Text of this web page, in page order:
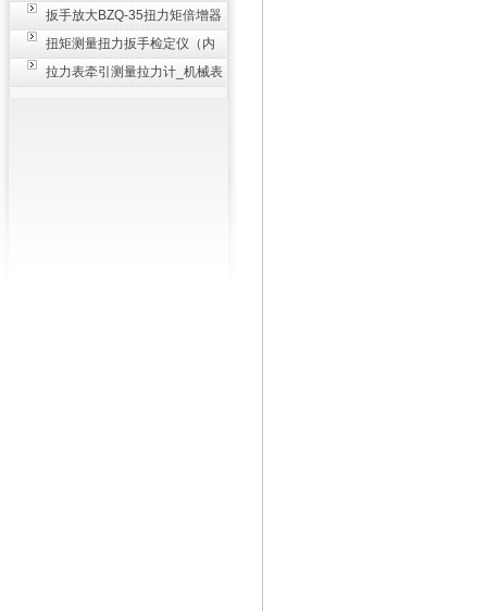
计_带遥控电子拉力计数显式
扳手放大BZQ-35扭力矩倍增器
_3500牛米扭力倍力器仪
扭矩测量扭力扳手检定仪（内
置打印） 扭矩检验仪器
拉力表牵引测量拉力计_机械表